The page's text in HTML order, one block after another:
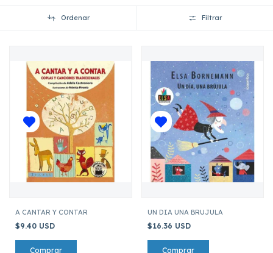
Ordenar Filtrar
A CANTAR Y CONTAR
$9.40 USD
UN DIA UNA BRUJULA
$16.36 USD